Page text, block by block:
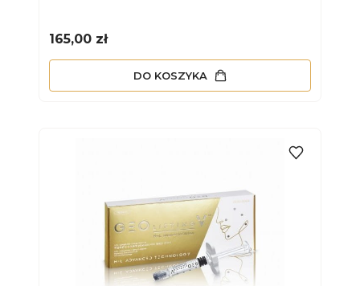
Cena
165,00 zł
DO KOSZYKA